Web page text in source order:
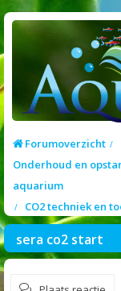
Forumoverzicht
Onderhoud en
aquarium
CO2 techniek en
sera co2 start